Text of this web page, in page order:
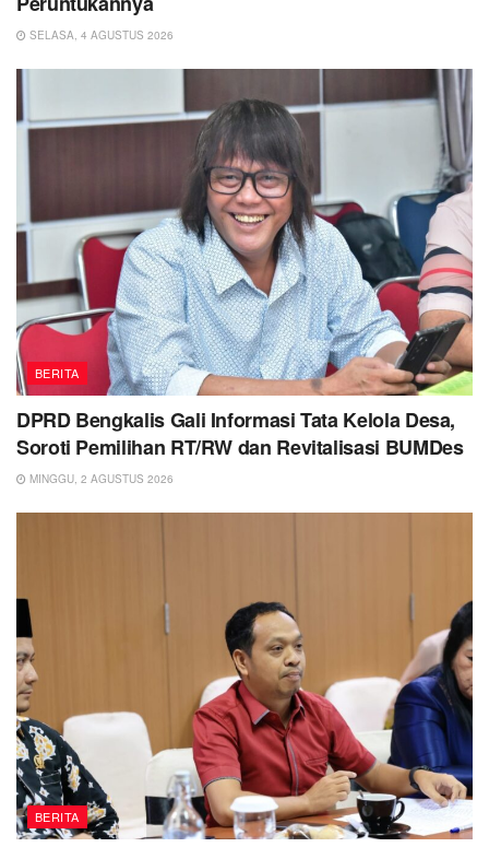
SELASA, 4 AGUSTUS 2026
BERITA
DPRD Bengkalis Gali Informasi Tata Kelola Desa,
Soroti Pemilihan RT/RW dan Revitalisasi BUMDes
MINGGU, 2 AGUSTUS 2026
BERITA